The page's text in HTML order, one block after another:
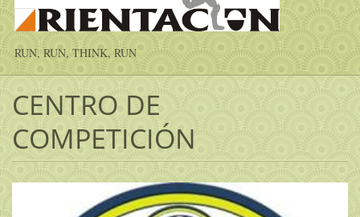
RUN, RUN, THINK, RUN
CENTRO DE
COMPETICIÓN